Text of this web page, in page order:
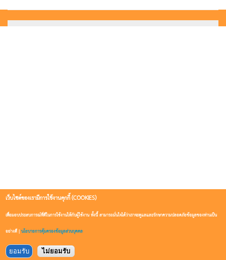
เว็บไซต์ของเรามีการใช้งานคุกกี้ (COOKIES)
เพื่อมอบประสบการณ์ที่ดีในการใช้งานให้กับผู้ใช้งาน ทั้งนี้ สามารถมั่นใจได้ว่าเราจะดูแลและรักษาความปลอดภัยข้อมูลของท่านเป็น
อย่างดี |นโยบายการคุ้มครองข้อมูลส่วนบุคคล
ยอมรับ ไม่ยอมรับ